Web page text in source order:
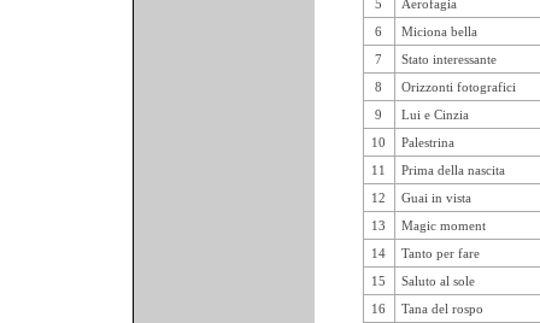
5
Aerofagia
6
Miciona bella
7
Stato interessante
8
Orizzonti fotografici
9
Lui e Cinzia
10
Palestrina
11
Prima della nascita
12
Guai in vista
13
Magic moment
14
Tanto per fare
15
Saluto al sole
16
Tana del rospo